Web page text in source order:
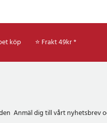
köp ⭐ Frakt 49kr *
Anmäl dig till vårt nyhetsbrev